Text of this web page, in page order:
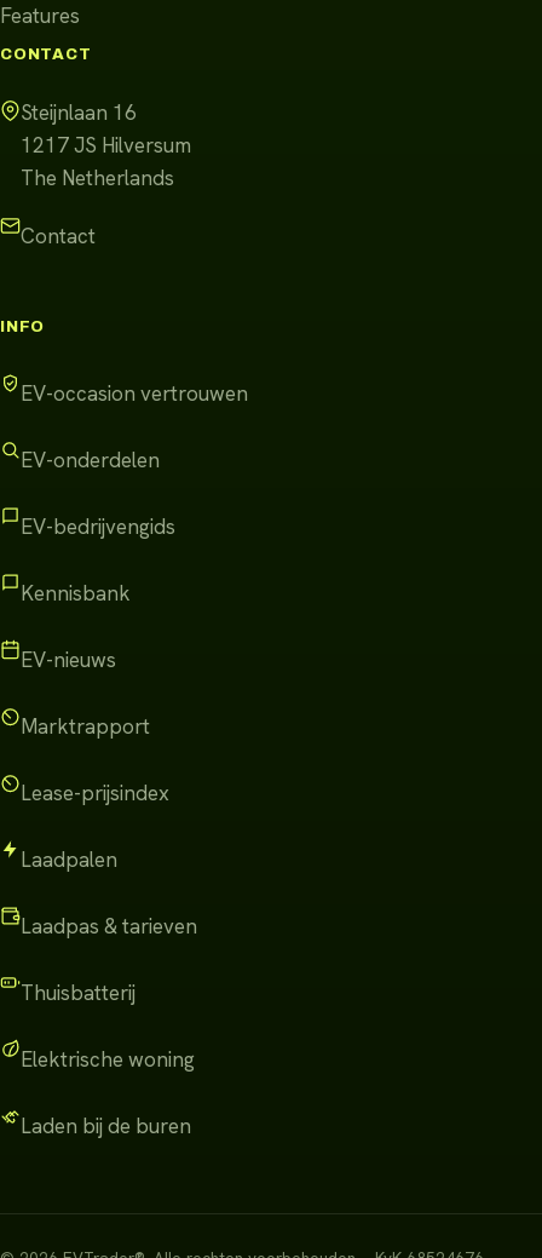
Features
CONTACT
Steijnlaan 16
1217 JS Hilversum
The Netherlands
Contact
INFO
EV-occasion vertrouwen
EV-onderdelen
EV-bedrijvengids
Kennisbank
EV-nieuws
Marktrapport
Lease-prijsindex
Laadpalen
Laadpas & tarieven
Thuisbatterij
Elektrische woning
Laden bij de buren